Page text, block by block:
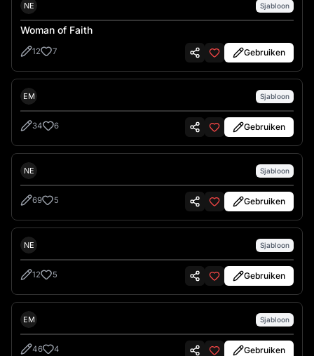
NE Sjabloon
Woman of Faith
12 7 Gebruiken
EM Sjabloon
34 6 Gebruiken
NE Sjabloon
69 5 Gebruiken
NE Sjabloon
12 5 Gebruiken
EM Sjabloon
46 4 Gebruiken